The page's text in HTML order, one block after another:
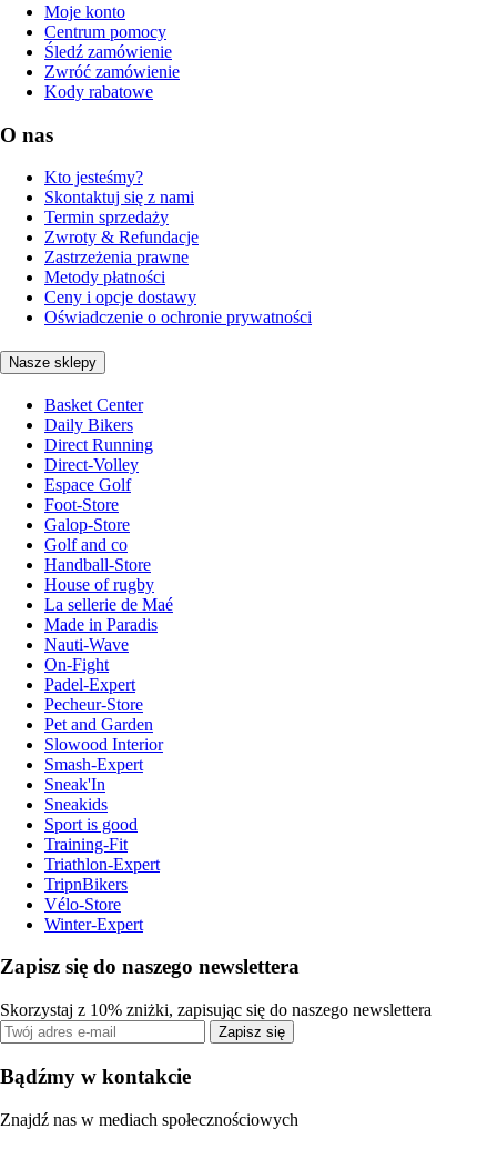
Moje konto
Centrum pomocy
Śledź zamówienie
Zwróć zamówienie
Kody rabatowe
O nas
Kto jesteśmy?
Skontaktuj się z nami
Termin sprzedaży
Zwroty & Refundacje
Zastrzeżenia prawne
Metody płatności
Ceny i opcje dostawy
Oświadczenie o ochronie prywatności
Nasze sklepy
Basket Center
Daily Bikers
Direct Running
Direct-Volley
Espace Golf
Foot-Store
Galop-Store
Golf and co
Handball-Store
House of rugby
La sellerie de Maé
Made in Paradis
Nauti-Wave
On-Fight
Padel-Expert
Pecheur-Store
Pet and Garden
Slowood Interior
Smash-Expert
Sneak'In
Sneakids
Sport is good
Training-Fit
Triathlon-Expert
TripnBikers
Vélo-Store
Winter-Expert
Zapisz się do naszego newslettera
Skorzystaj z 10% zniżki, zapisując się do naszego newslettera
Zapisz się
Bądźmy w kontakcie
Znajdź nas w mediach społecznościowych